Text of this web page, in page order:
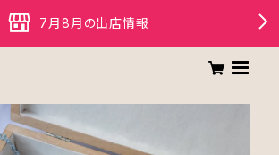
7月8月の出店情報